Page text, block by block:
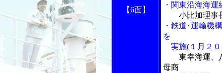
【6面】
・関東沿海海
小比加理事
・鉄道･運輸機
を
実施(１月２０
東幸海運、
母商